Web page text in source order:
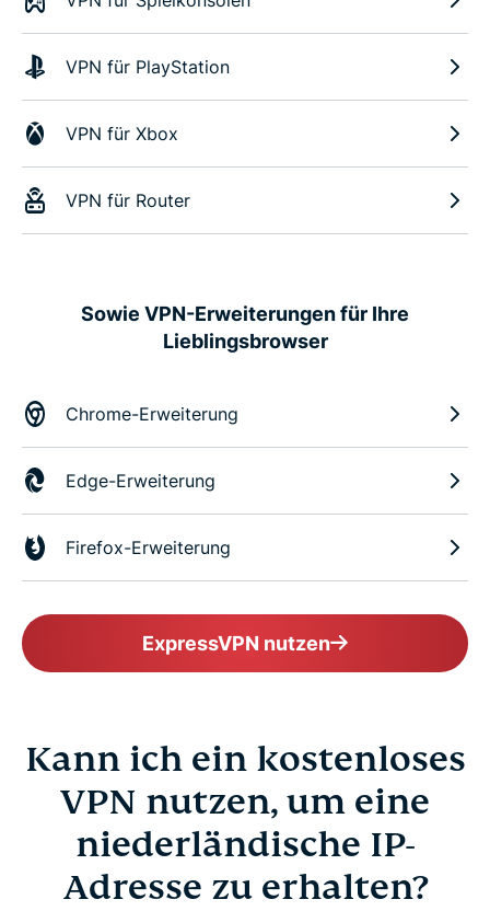
VPN für PlayStation
VPN für Xbox
VPN für Router
Sowie VPN-Erweiterungen für Ihre
Lieblingsbrowser
Chrome-Erweiterung
Edge-Erweiterung
Firefox-Erweiterung
ExpressVPN nutzen
Kann ich ein kostenloses
VPN nutzen, um eine
niederländische IP-
Adresse zu erhalten?